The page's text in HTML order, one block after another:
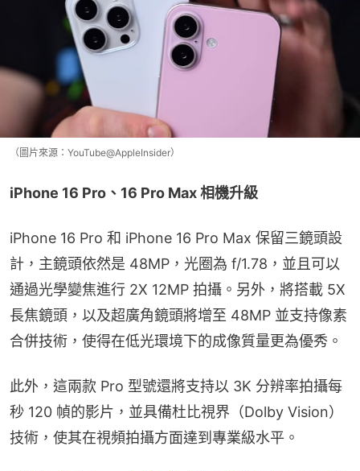
（圖片來源：YouTube@AppleInsider）
iPhone 16 Pro、16 Pro Max 相機升級
iPhone 16 Pro 和 iPhone 16 Pro Max 保留三鏡頭設
計，主鏡頭依然是 48MP，光圈為 f/1.78，並且可以
通過光學變焦進行 2X 12MP 拍攝。另外，將搭載 5X
長焦鏡頭，以及超廣角鏡頭將增至 48MP 並支持像素
合併技術，使得在低光環境下的成像質量更為優秀。
此外，這兩款 Pro 型號還將支持以 3K 分辨率拍攝每
秒 120 幀的影片，並具備杜比視界（Dolby Vision）
技術，使其在視頻拍攝方面達到專業級水平。